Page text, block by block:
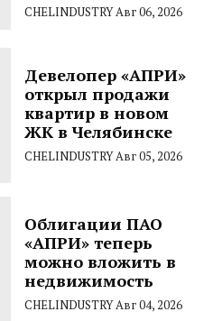
CHELINDUSTRYАвг 06, 2026
Девелопер «АПРИ»
открыл продажи
квартир в новом
ЖК в Челябинске
CHELINDUSTRYАвг 05, 2026
Облигации ПАО
«АПРИ» теперь
можно вложить в
недвижимость
CHELINDUSTRYАвг 04, 2026